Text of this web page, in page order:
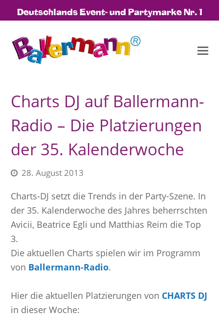
Deutschlands Event- und Partymarke Nr. 1
Charts DJ auf Ballermann-
Radio – Die Platzierungen
der 35. Kalenderwoche
28. August 2013
Charts-DJ setzt die Trends in der Party-Szene. In
der 35. Kalenderwoche des Jahres beherrschten
Avicii, Beatrice Egli und Matthias Reim die Top
3.
Die aktuellen Charts spielen wir im Programm
von Ballermann-Radio.
Hier die aktuellen Platzierungen von CHARTS DJ
in dieser Woche: